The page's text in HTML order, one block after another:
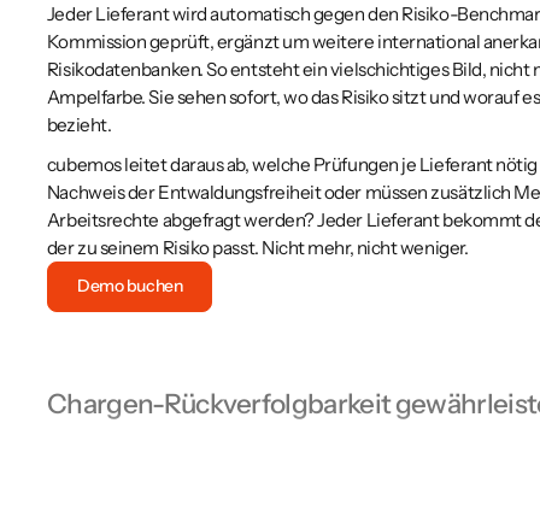
Die Zolltarifnummern erzeugt cubemos automatisch und prüft
gegen den EUDR-Geltungsbereich. Sie sehen auf einen Blick,
unter die Verordnung fallen und welche nicht. Inklusive
passenden Lieferanten, keine Recherche pro Position, keine
zu tun ist.
Demo buchen
Jeder Lieferant wird automatisch gegen den Risiko-
Kommission geprüft, ergänzt um weitere international
Risikodatenbanken. So entsteht ein vielschichtiges Bild, nicht
Ampelfarbe. Sie sehen sofort, wo das Risiko sitzt und worauf
bezieht.
cubemos leitet daraus ab, welche Prüfungen je Lieferant
Nachweis der Entwaldungsfreiheit oder müssen zusätzlich
Arbeitsrechte abgefragt werden? Jeder Lieferant bekommt
der zu seinem Risiko passt. Nicht mehr, nicht weniger.
Demo buchen
Chargen-Rückverfolgbarkeit